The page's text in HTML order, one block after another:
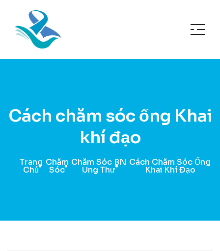
Cách chăm sóc ống Khai
khí đạo
Trang
Chủ
Chăm
Sóc
Chăm Sóc BN
Ung Thư
Cách Chăm Sóc Ống
Khai Khí Đạo